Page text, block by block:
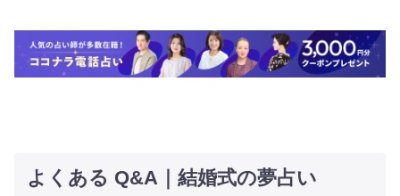
よくある Q&A｜結婚式の夢占い